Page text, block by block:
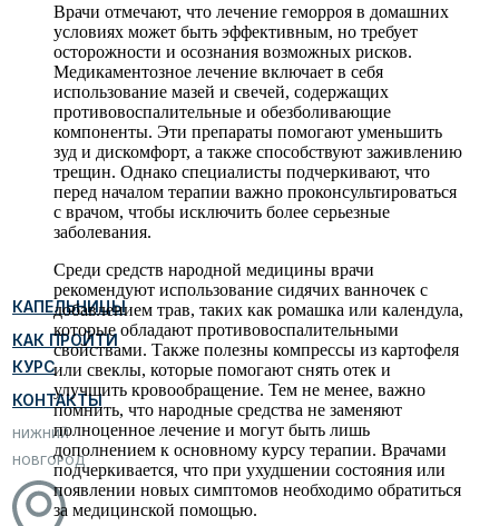
КАПЕЛЬНИЦЫ
КАК ПРОЙТИ
КУРС
КОНТАКТЫ
НИЖНИЙ
НОВГОРОД
Врачи отмечают, что лечение геморроя в домашних
условиях может быть эффективным, но требует
осторожности и осознания возможных рисков.
Медикаментозное лечение включает в себя
использование мазей и свечей, содержащих
противовоспалительные и обезболивающие
компоненты. Эти препараты помогают уменьшить
зуд и дискомфорт, а также способствуют заживлению
трещин. Однако специалисты подчеркивают, что
перед началом терапии важно проконсультироваться
с врачом, чтобы исключить более серьезные
заболевания.
Среди средств народной медицины врачи
рекомендуют использование сидячих ванночек с
добавлением трав, таких как ромашка или календула,
которые обладают противовоспалительными
свойствами. Также полезны компрессы из картофеля
или свеклы, которые помогают снять отек и
улучшить кровообращение. Тем не менее, важно
помнить, что народные средства не заменяют
полноценное лечение и могут быть лишь
дополнением к основному курсу терапии. Врачами
подчеркивается, что при ухудшении состояния или
появлении новых симптомов необходимо обратиться
за медицинской помощью.